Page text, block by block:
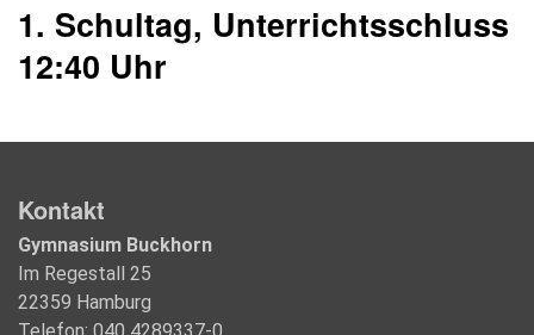
1. Schultag, Unterrichtsschluss
12:40 Uhr
Kontakt
Gymnasium Buckhorn
Im Regestall 25
22359 Hamburg